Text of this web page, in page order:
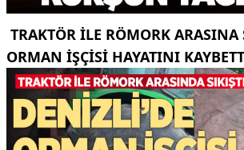
TRAKTÖR ILE RÖMORK ARASINA
ORMAN IŞÇISI HAYATINI